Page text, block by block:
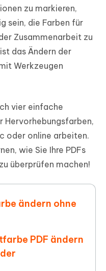
zu markieren,
sein, die Farben für
Zusammenarbeit zu
das Ändern der
Werkzeugen
vier einfache
Hervorhebungsfarben,
oder online arbeiten.
wie Sie Ihre PDFs
überprüfen machen!
ändern ohne
PDF ändern